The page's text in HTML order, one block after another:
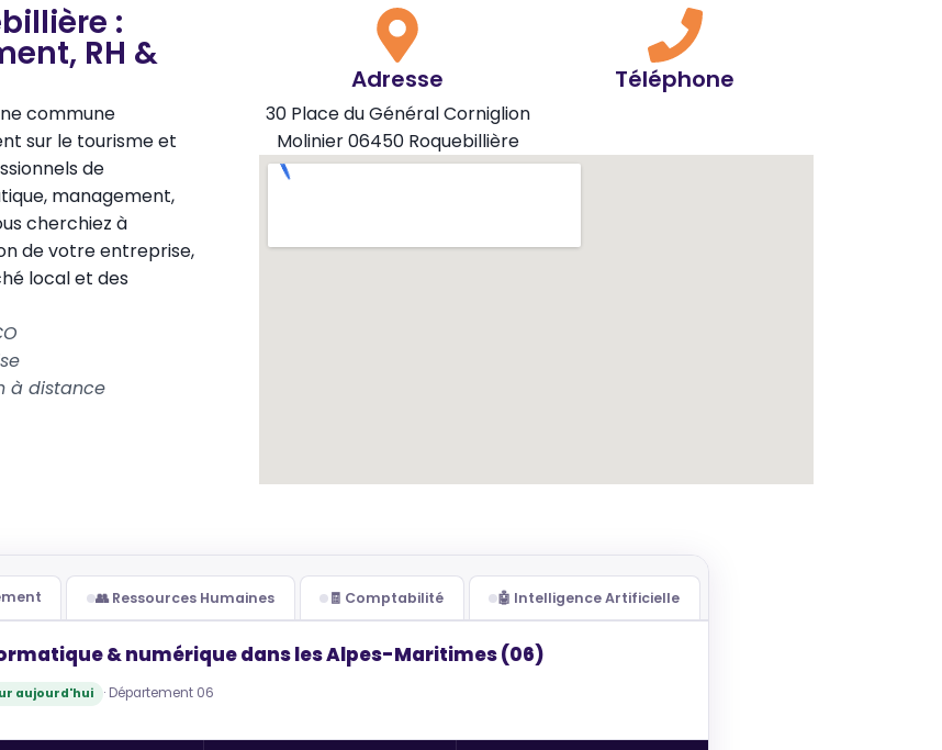
:
RH &
commune
sur le tourisme et
de
management,
cherchiez à
de votre entreprise,
local et des
à distance
Adresse
30 Place du Général Corniglion
Molinier 06450 Roquebillière
Téléphone
👥 Ressources Humaines 🧾 Comptabilité 🤖 Intelligence Artificielle
& numérique dans les Alpes-Maritimes (06)
aujourd'hui · Département 06